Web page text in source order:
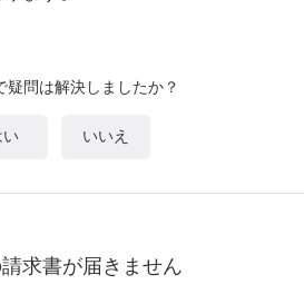
疑問は解決しましたか？
い いいえ
求書が届きません